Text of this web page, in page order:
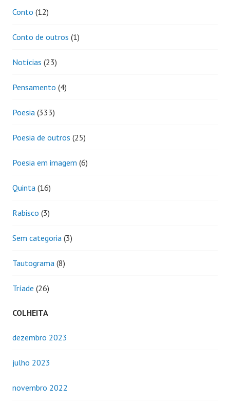
Conto (12)
Conto de outros (1)
Notícias (23)
Pensamento (4)
Poesia (333)
Poesia de outros (25)
Poesia em imagem (6)
Quinta (16)
Rabisco (3)
Sem categoria (3)
Tautograma (8)
Tríade (26)
COLHEITA
dezembro 2023
julho 2023
novembro 2022